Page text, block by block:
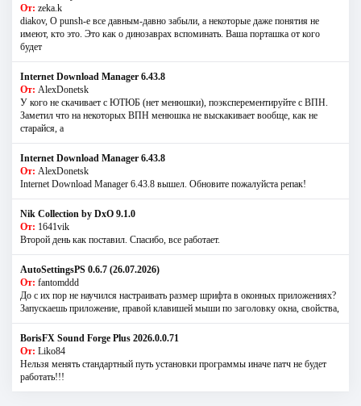
От: zeka.k
diakov, О punsh-е все давным-давно забыли, а некоторые даже понятия не
имеют, кто это. Это как о динозаврах вспоминать. Ваша порташка от кого
будет
Internet Download Manager 6.43.8
От: AlexDonetsk
У кого не скачивает с ЮТЮБ (нет менюшки), поэксперементируйте с ВПН.
Заметил что на некоторых ВПН менюшка не выскакивает вообще, как не
старайся, а
Internet Download Manager 6.43.8
От: AlexDonetsk
Internet Download Manager 6.43.8 вышел. Обновите пожалуйста репак!
Nik Collection by DxO 9.1.0
От: 1641vik
Второй день как поставил. Спасибо, все работает.
AutoSettingsPS 0.6.7 (26.07.2026)
От: fantomddd
До с их пор не научился настраивать размер шрифта в оконных приложениях?
Запускаешь приложение, правой клавишей мыши по заголовку окна, свойства,
BorisFX Sound Forge Plus 2026.0.0.71
От: Liko84
Нельзя менять стандартный путь установки программы иначе патч не будет
работать!!!